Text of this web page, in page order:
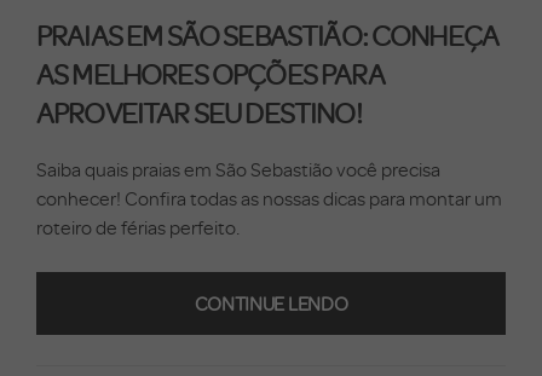
PRAIAS EM SÃO SEBASTIÃO: CONHEÇA
AS MELHORES OPÇÕES PARA
APROVEITAR SEU DESTINO!
Saiba quais praias em São Sebastião você precisa
conhecer! Confira todas as nossas dicas para montar um
roteiro de férias perfeito.
CONTINUE LENDO